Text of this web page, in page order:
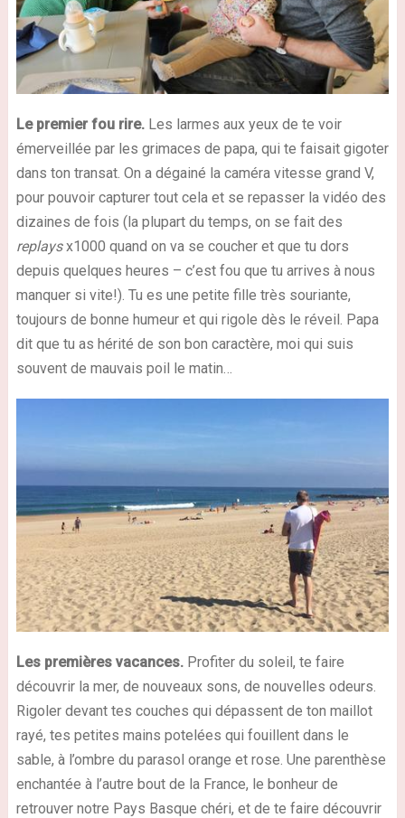
Le premier fou rire.Les larmes aux yeux de te voir
émerveillée par les grimaces de papa, qui te faisait gigoter
dans ton transat. On a dégainé la caméra vitesse grand V,
pour pouvoir capturer tout cela et se repasser la vidéo des
dizaines de fois (la plupart du temps, on se fait des
replaysx1000 quand on va se coucher et que tu dors
depuis quelques heures – c’est fou que tu arrives à nous
manquer si vite!). Tu es une petite fille très souriante,
toujours de bonne humeur et qui rigole dès le réveil. Papa
dit que tu as hérité de son bon caractère, moi qui suis
souvent de mauvais poil le matin…
Les premières vacances.Profiter du soleil, te faire
découvrir la mer, de nouveaux sons, de nouvelles odeurs.
Rigoler devant tes couches qui dépassent de ton maillot
rayé, tes petites mains potelées qui fouillent dans le
sable, à l’ombre du parasol orange et rose. Une parenthèse
enchantée à l’autre bout de la France, le bonheur de
retrouver notre Pays Basque chéri, et de te faire découvrir